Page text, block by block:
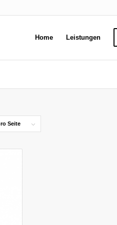
Home Leistungen
Seite